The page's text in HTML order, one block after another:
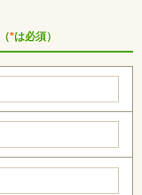
（*は必須）